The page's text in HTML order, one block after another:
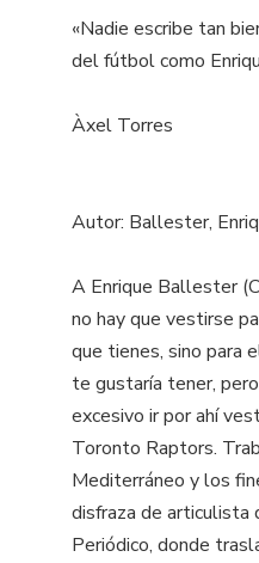
«Nadie escribe tan
del fútbol como
Àxel Torres
Autor: Ballester,
A Enrique Ballester
no hay que vestirse
que tienes, sino para
te gustaría tener,
excesivo ir por ahí
Toronto Raptors.
Mediterráneo y los
disfraza de articulista
Periódico, donde